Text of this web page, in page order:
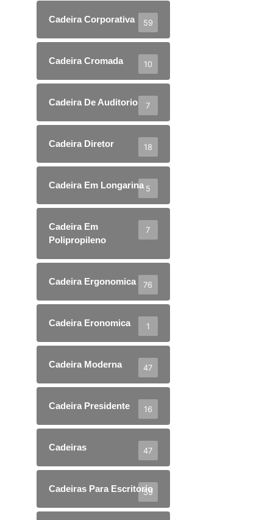
Cadeira Corporativa 59
Cadeira Cromada 10
Cadeira De Auditorio 7
Cadeira Diretor 18
Cadeira Em Longarina 5
Cadeira Em
Polipropileno
7
Cadeira Ergonomica 76
Cadeira Eronomica 1
Cadeira Moderna 47
Cadeira Presidente 16
Cadeiras 47
Cadeiras Para Escritorio
59